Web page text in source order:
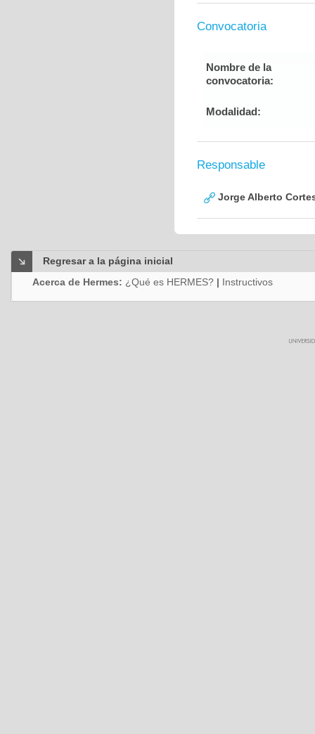
Convocatoria
Nombre de la
convocatoria:
Modalidad:
Responsable
Jorge Alberto
Regresar a la página inicial
Acerca de Hermes: ¿Qué es HERMES? | Instructivos